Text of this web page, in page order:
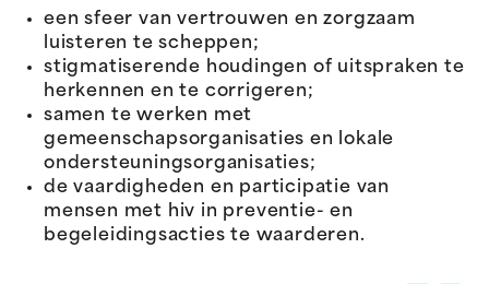
een sfeer van vertrouwen en zorgzaam
luisteren te scheppen;
stigmatiserende houdingen of uitspraken te
herkennen en te corrigeren;
samen te werken met
gemeenschapsorganisaties en lokale
ondersteuningsorganisaties;
de vaardigheden en participatie van
mensen met hiv in preventie- en
begeleidingsacties te waarderen.